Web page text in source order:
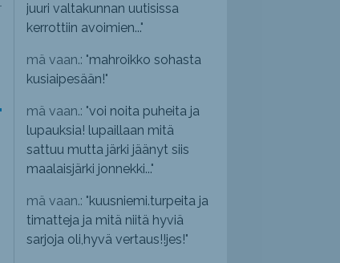
juuri valtakunnan uutisissa
kerrottiin avoimien..."
mä vaan.: "mahroikko sohasta
kusiaipesään!"
mä vaan.: "voi noita puheita ja
lupauksia! lupaillaan mitä
sattuu mutta järki jäänyt siis
maalaisjärki jonnekki..."
mä vaan.: "kuusniemi.turpeita ja
timatteja ja mitä niitä hyviä
sarjoja oli,hyvä vertaus!!jes!"